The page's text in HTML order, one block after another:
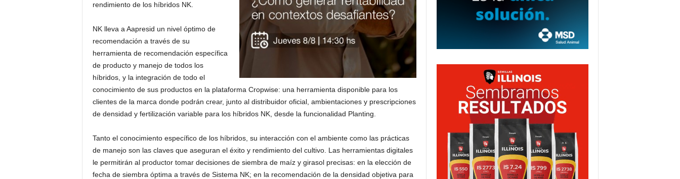
rendimiento de los híbridos NK.
NK lleva a Aapresid un nivel óptimo de
recomendación a través de su
herramienta de recomendación específica
de producto y manejo de todos los
híbridos, y la integración de todo el
conocimiento de sus productos en la plataforma Cropwise: una herramienta disponible para los
clientes de la marca donde podrán crear, junto al distribuidor oficial, ambientaciones y prescripciones
de densidad y fertilización variable para los híbridos NK, desde la funcionalidad Planting.
Tanto el conocimiento específico de los híbridos, su interacción con el ambiente como las prácticas
de manejo son las claves que aseguran el éxito y rendimiento del cultivo. Las herramientas digitales
le permitirán al productor tomar decisiones de siembra de maíz y girasol precisas: en la elección de
fecha de siembra óptima a través de Sistema NK; en la recomendación de la densidad objetiva para